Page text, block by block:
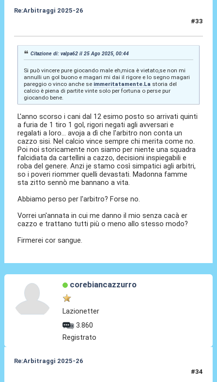
Re:Arbitraggi 2025-26
#33
Citazione di: valpa62 il 25 Ago 2025, 00:44
Si può vincere pure giocando male eh,mica è vietato,se non mi
annulli un gol buono e magari mi dai il rigore e lo segno magari
pareggio o vinco anche se immeritatamente.La storia del
calcio è piena di partite vinte solo per fortuna o perse pur
giocando bene.
L'anno scorso i cani dal 12 esimo posto so arrivati quinti
a furia de 1 tiro 1 gol, rigori negati agli avversari e
regalati a loro... avoja a dì che l'arbitro non conta un
cazzo sisi. Nel calcio vince sempre chi merita come no.
Poi noi storicamente non siamo per niente una squadra
falcidiata da cartellini a cazzo, decisioni inspiegabili e
roba del genere. Anzi je stamo così simpatici agli arbitri,
so i poveri riommer quelli devastati. Madonna famme
sta zitto sennò me bannano a vita.
Abbiamo perso per l'arbitro? Forse no.
Vorrei un'annata in cui me danno il mio senza cacà er
cazzo e trattano tutti più o meno allo stesso modo?
Firmerei cor sangue.
corebiancazzurro
Lazionetter
3.860
Registrato
Re:Arbitraggi 2025-26
#34